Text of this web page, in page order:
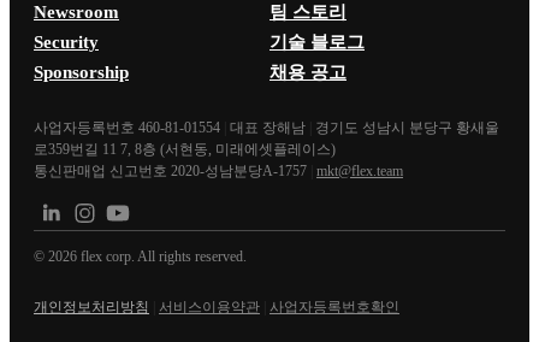
Newsroom
Security
Sponsorship
팀 스토리
기술 블로그
채용 공고
사업자등록번호 460-81-01554 대표 장해남
경기도 성남시 분당구 황새울
로359번길 11 7, 8층 (서현동, 미래에셋플레이스)
통신판매업 신고번호 2020-성남분당A-1757 mkt@flex.team
© 2026 flex corp. All rights reserved.
개인정보처리방침 서비스이용약관 사업자등록번호확인